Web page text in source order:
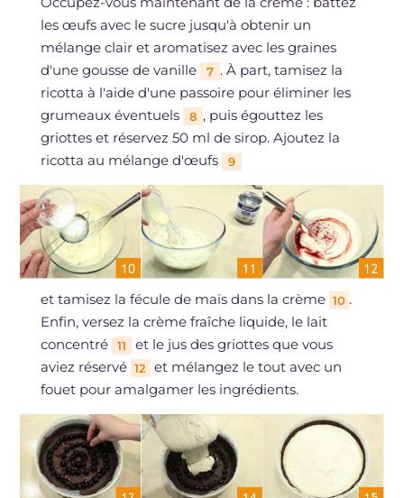
les œufs avec le sucre jusqu'à obtenir un
mélange clair et aromatisez avec les graines
d'une gousse de vanille
7 . À part, tamisez la
ricotta à l'aide d'une passoire pour éliminer les
grumeaux éventuels
8 , puis égouttez les
griottes et réservez 50 ml de sirop. Ajoutez la
ricotta au mélange d'œufs
9
et tamisez la fécule de maïs dans la crème 10 .
Enfin, versez la crème fraîche liquide, le lait
concentré
11
et le jus des griottes que vous
aviez réservé 12
et mélangez le tout avec un
fouet pour amalgamer les ingrédients.